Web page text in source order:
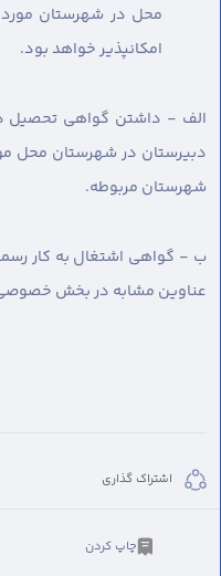
محل در شهرستان مورد
امکانپذیر خواهد بود.
الف - داشتن گواهی تحصیل در
دبیرستان در شهرستان محل
شهرستان مربوطه.
ب - گواهی اشتغال به کار
عناوین مشابه در بخش
اشتراک گذاری
چاپ کردن